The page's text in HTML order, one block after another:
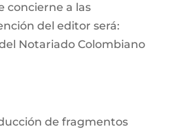
concierne a las
del editor será:
Notariado Colombiano
de fragmentos